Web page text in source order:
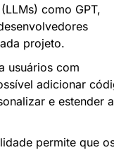
como GPT,
projeto.
usuários com
adicionar
e estender
permite que